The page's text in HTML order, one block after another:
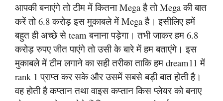
आपकी बनाएंगे तो टीम में कितना Mega है तो Mega की बात
करें तो 6.8 करोड़ इस मुकाबले में Mega है। इसीलिए हमें
बहुत ही अच्छे से team बनाना पड़ेगा। तभी जाकर हम 6.8
करोड़ रुपए जीत पाएंगे तो उसी के बारे में हम बताएंगे। इस
मुकाबले में टीम लगाने का सही तरीका ताकि हम dream11 में
rank 1 प्राप्त कर सके और उसमें सबसे बड़ी बात होती है।
वह होती है कप्तान तथा वाइस कप्तान किस प्लेयर को बनाए